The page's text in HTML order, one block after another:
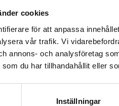
cookies
för att anpassa
vår trafik. Vi
annons- och analysföretag
du har tillhandahållit eller
Inställningar